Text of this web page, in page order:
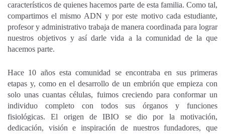
característicos de quienes hacemos parte de esta familia. Como tal,
compartimos el mismo ADN y por este motivo cada estudiante,
profesor y administrativo trabaja de manera coordinada para lograr
nuestros objetivos y así darle vida a la comunidad de la que
hacemos parte.
Hace 10 años esta comunidad se encontraba en sus primeras
etapas y, como en el desarrollo de un embrión que empieza con
solo unas cuantas células, fuimos creciendo para conformar un
individuo completo con todos sus órganos y funciones
fisiológicas. El origen de IBIO se dio por la motivación,
dedicación, visión e inspiración de nuestros fundadores, que